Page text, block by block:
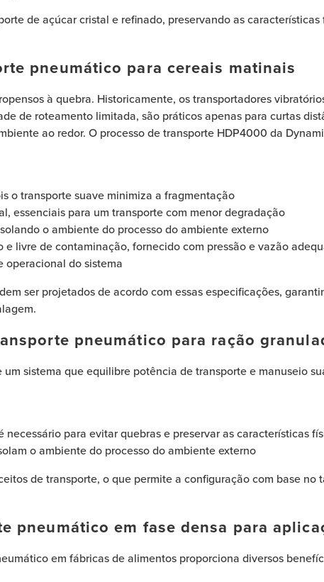
de açúcar cristal e refinado, preservando as
pneumático para cereais matinais
à quebra. Historicamente, os transportadores
de roteamento limitada, são práticos apenas para curtas
ao redor. O processo de transporte HDP4000 da
o transporte suave minimiza a fragmentação
essenciais para um transporte com menor degradação
o ambiente do processo do ambiente externo
livre de contaminação, fornecido com pressão e vazão
do sistema
ser projetados de acordo com essas especificações,
pneumático para ração
sistema que equilibre potência de transporte e manuseio
para evitar quebras e preservar as características
o ambiente do processo do ambiente externo
de transporte, o que permite a configuração com base
pneumático em fase densa para
em fábricas de alimentos proporciona diversos